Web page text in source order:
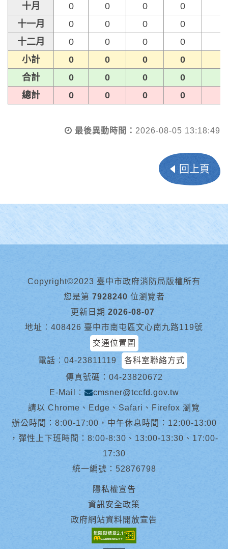
十月
0 0 0 0
十一月
0 0 0 0
十二月
0 0 0 0
小計
0 0 0 0
合計
0 0 0 0
總計
0 0 0 0
最後異動時間： 2026-08-05 13:18:49
回上頁
Copyright©2023 臺中市政府消防局版權所有
您是第 7928240 位瀏覽者
更新日期 2026-08-07
地址︰408426 臺中市南屯區文心南九路119號
交通位置圖
電話︰ 04-23811119
各科室聯絡方式
傳真號碼：04-23820672
E-Mail︰
cmsner@tccfd.gov.tw
請以 Chrome、Edge、Safari、Firefox 瀏覽
辦公時間：8:00-17:00，中午休息時間：12:00-13:00
，彈性上下班時間：8:00-8:30、13:00-13:30、17:00-
17:30
統一編號：52876798
隱私權宣告
資訊安全政策
政府網站資料開放宣告